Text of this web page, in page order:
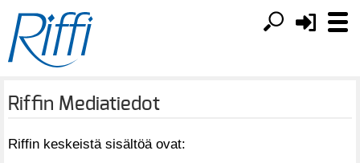
Riffin Mediatiedot
Riffin keskeistä sisältöä ovat: